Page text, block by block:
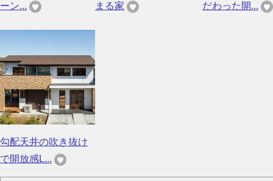
ーン...
まる家
だわった開...
勾配天井の吹き抜け
で開放感L...